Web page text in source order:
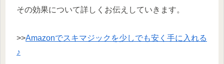
その効果について詳しくお伝えしていきます。
>>Amazonでスキマジックを少しでも安く手に入れる
♪